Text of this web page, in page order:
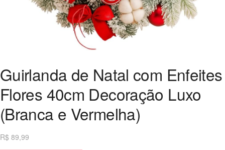
Guirlanda de Natal com Enfeites
Flores 40cm Decoração Luxo
(Branca e Vermelha)
R$ 89,99